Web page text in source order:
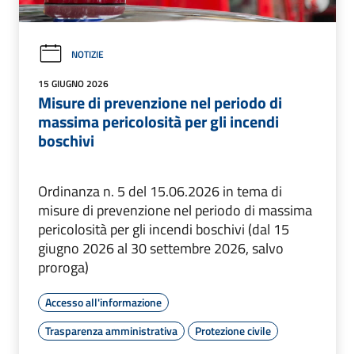
NOTIZIE
15 GIUGNO 2026
Misure di prevenzione nel periodo di
massima pericolosità per gli incendi
boschivi
Ordinanza n. 5 del 15.06.2026 in tema di
misure di prevenzione nel periodo di massima
pericolosità per gli incendi boschivi (dal 15
giugno 2026 al 30 settembre 2026, salvo
proroga)
Accesso all'informazione
Trasparenza amministrativa
Protezione civile